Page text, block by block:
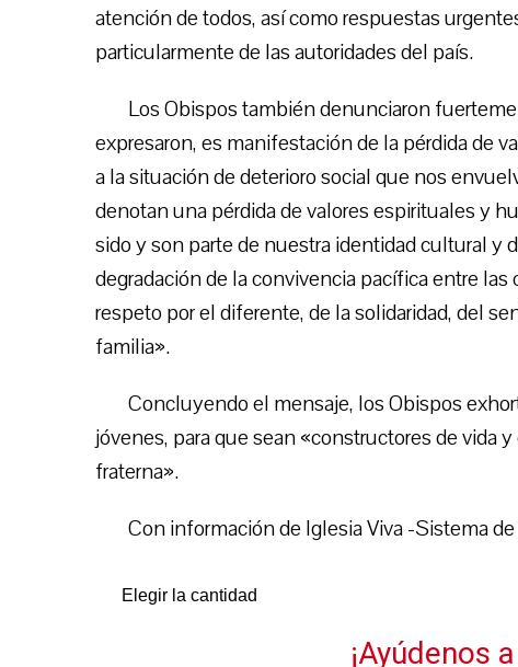
atención de todos, así como respuestas
particularmente de las autoridades del país.
Los Obispos también denunciaron
expresaron, es manifestación de la pérdida de
a la situación de deterioro social que nos
denotan una pérdida de valores espirituales y
sido y son parte de nuestra identidad cultural y
degradación de la convivencia pacífica entre
respeto por el diferente, de la solidaridad, del
familia».
Concluyendo el mensaje, los Obispos
jóvenes, para que sean «constructores de vida
fraterna».
Con información de Iglesia Viva -Sistema